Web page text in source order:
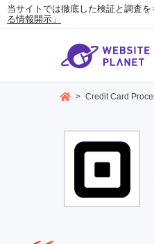
当サイトでは徹底した検証と調査
る情報開示」
> Credit Card